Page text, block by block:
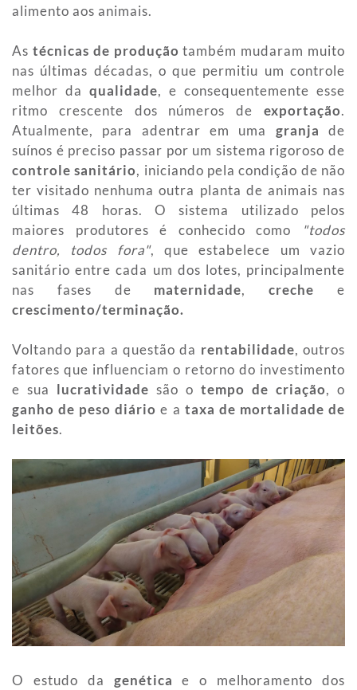
alimento aos animais.
As técnicas de produção também mudaram muito
nas últimas décadas, o que permitiu um controle
melhor da qualidade, e consequentemente esse
ritmo crescente dos números de exportação.
Atualmente, para adentrar em uma granjade
suínos é preciso passar por um sistema rigoroso de
controle sanitário, iniciando pela condição de não
ter visitado nenhuma outra planta de animais nas
últimas 48 horas. O sistema utilizado pelos
maiores produtores é conhecido como "todos
dentro, todos fora", que estabelece um vazio
sanitário entre cada um dos lotes, principalmente
nas fases de maternidade,crechee
crescimento/terminação.
Voltando para a questão da rentabilidade, outros
fatores que influenciam o retorno do investimento
e sua lucratividade são o tempo de criação, o
ganho de peso diário e a taxa de mortalidade de
leitões.
O estudo da genéticae o melhoramento dos